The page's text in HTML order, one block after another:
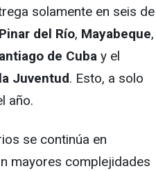
solamente en seis de
Pinar del Río, Mayabeque,
de Cuba y el
Juventud. Esto, a solo
año.
se continúa en
mayores complejidades